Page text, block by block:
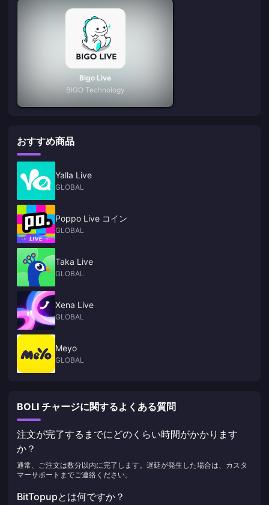
Bigo Live
BIGO Technology
おすすめ商品
Yalla Live
GLOBAL
Poppo Live コイン
GLOBAL
Taka Live
GLOBAL
Xena Live
GLOBAL
Meyo
GLOBAL
BOLI チャージに関するよくある質問
注文が完了するまでにどのくらい時間がかかります
か？
通常、ご注文は数分以内に完了します。遅延が発生した場合は、カスタ
マーサポートまでご連絡ください。
BitTopupとは何ですか？